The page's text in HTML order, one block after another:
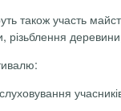
також участь
різьблення